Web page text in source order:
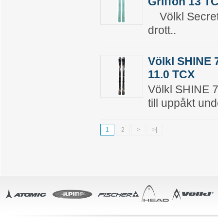
Völkl
drott..
Völkl SHINE
11.0 TCX
Völkl SHINE
till uppåkt
1 2 > >|